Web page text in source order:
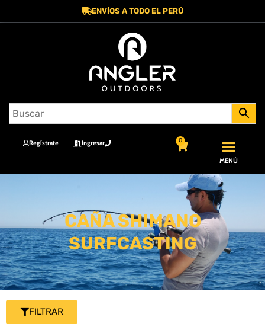
ENVÍOS A TODO EL PERÚ
Regístrate Ingresar 0
MENÚ
CAÑA SHIMANO
SURFCASTING
FILTRAR